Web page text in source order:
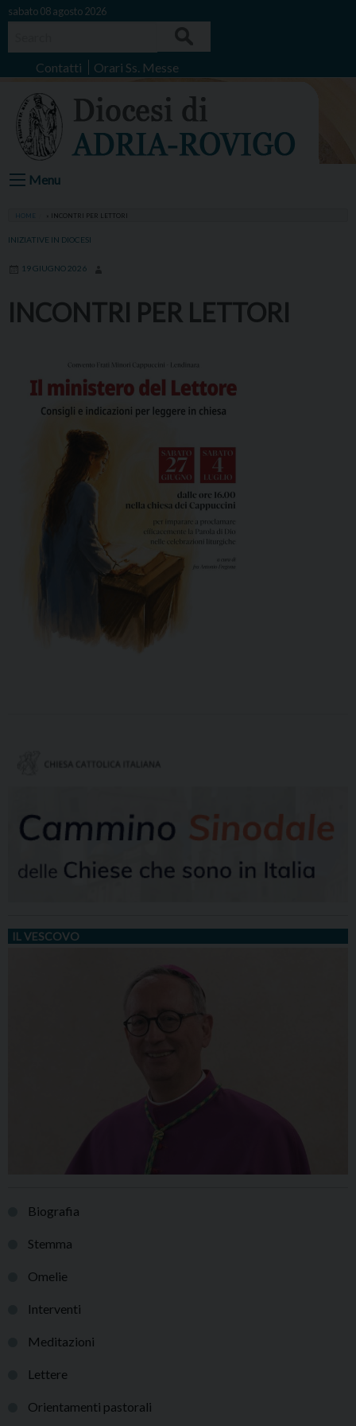
Skip
sabato 08 agosto 2026
Contatti Orari Ss. Messe
Menu
HOME INCONTRI PER LETTORI
INIZIATIVE IN DIOCESI
19 GIUGNO 2026
INCONTRI PER LETTORI
IL VESCOVO
Biografia
Stemma
Omelie
Interventi
Meditazioni
Lettere
Orientamenti pastorali